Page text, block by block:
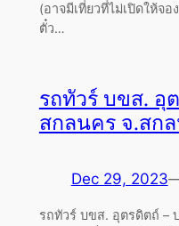
(อาจมีเที่ยวที่ไม่เปิดให้จ
ตั๋ว…
รถทัวร์ บขส. อุ
สกลนคร จ.สก
Dec 29, 2023
รถทัวร์ บขส. อุตรดิตถ์ –